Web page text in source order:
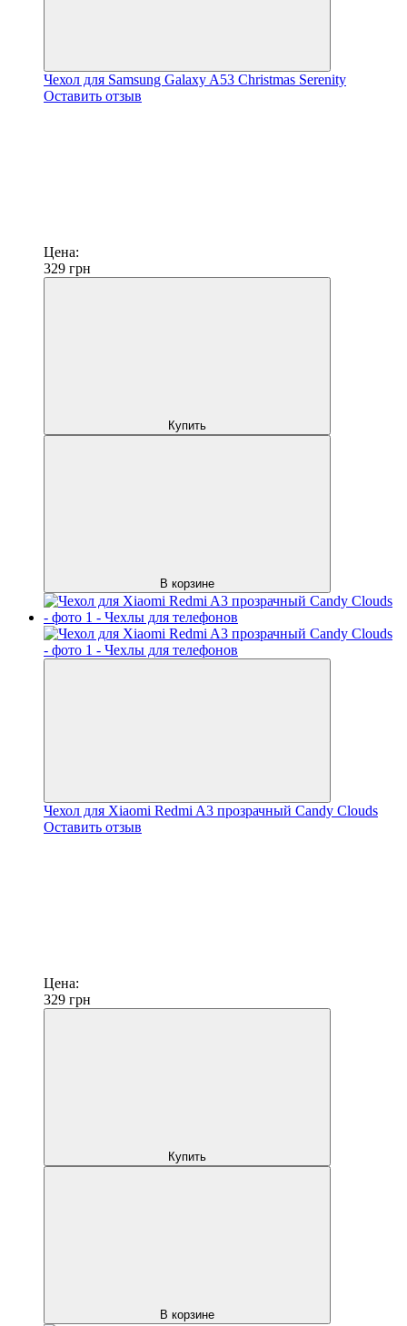
Чехол для Samsung Galaxy A53 Christmas Serenity
Оставить отзыв
Цена:
329 грн
Купить
В корзине
Чехол для Xiaomi Redmi A3 прозрачный Candy Clouds
Оставить отзыв
Цена:
329 грн
Купить
В корзине